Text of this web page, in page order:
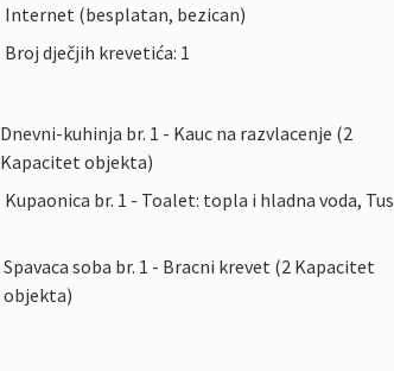
Internet (besplatan, bezican)
Broj dječjih krevetića: 1
Dnevni-kuhinja br. 1 - Kauc na razvlacenje (2
Kapacitet objekta)
Kupaonica br. 1 - Toalet: topla i hladna voda, Tus
Spavaca soba br. 1 - Bracni krevet (2 Kapacitet
objekta)